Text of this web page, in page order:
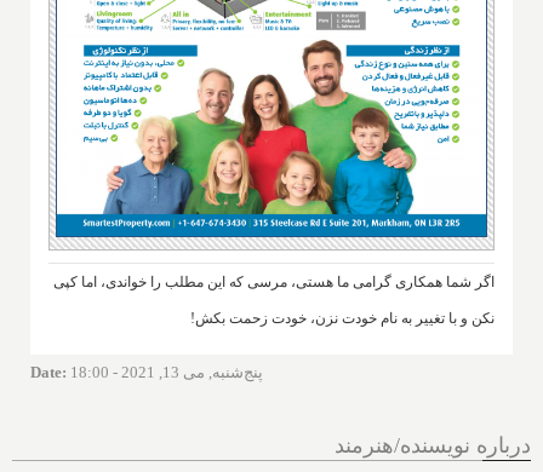
اگر شما همکاری گرامی ما هستی، مرسی که این مطلب را خواندی، اما کپی
نکن و با تغییر به نام خودت نزن، خودت زحمت بکش!
Date: پنج‌شنبه, می 13, 2021 - 18:00
درباره نویسنده/هنرمند